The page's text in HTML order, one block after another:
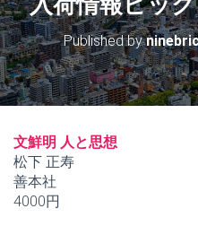
Published by
文鮮明 人と思想
松下 正寿
善本社
4000円